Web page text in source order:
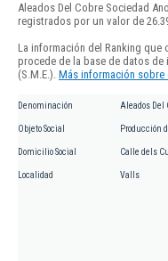
Aleados Del Cobre Sociedad
registrados por un valor de
La información del Ranking que
procede de la base de datos de
(S.M.E.). Más información sobre
Denominación Aleados Del
Objeto Social Producción
Domicilio Social Calle dels
Localidad Valls